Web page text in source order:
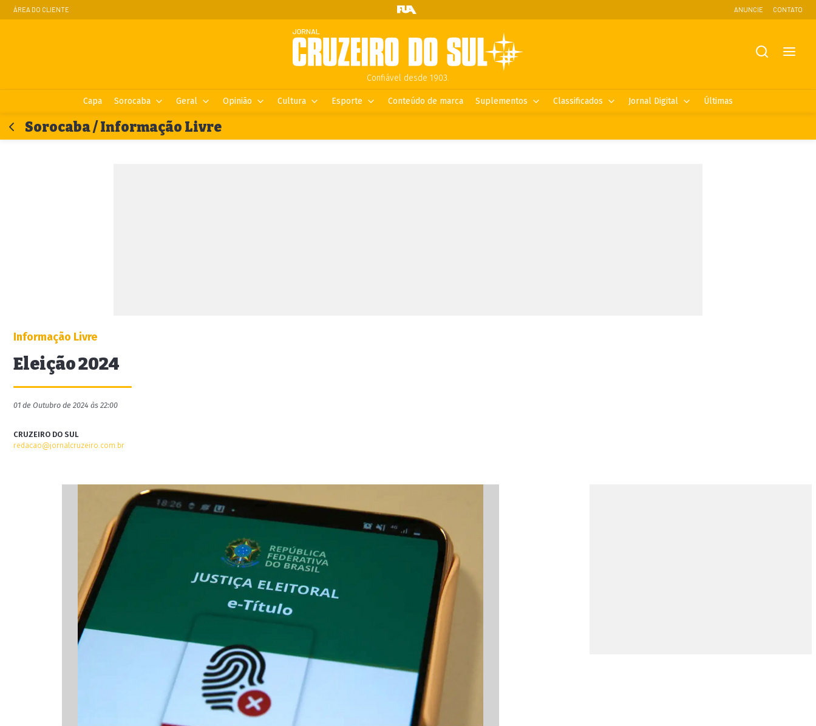
ÁREA DO CLIENTE ANUNCIE CONTATO
Confiável desde 1903.
Capa Sorocaba Geral Opinião Cultura Esporte Conteúdo de marca Suplementos Classificados Jornal Digital Últimas
Sorocaba / Informação Livre
Informação Livre
Eleição 2024
01 de Outubro de 2024 às 22:00
CRUZEIRO DO SUL
redacao@jornalcruzeiro.com.br